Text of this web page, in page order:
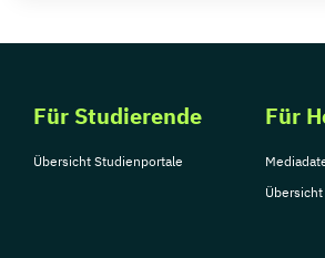
Für Studierende
Übersicht Studienportale
Für